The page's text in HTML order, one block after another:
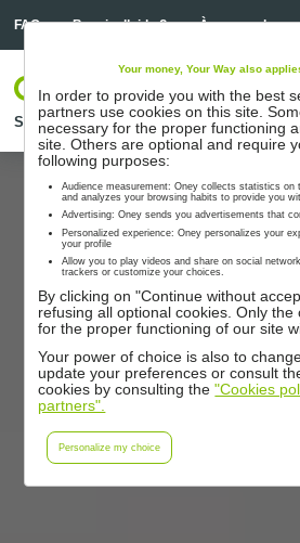
FAQ Besoin d’aide ? À propos de
Solutions Nos partenaires
Your money, Your Way also
In order to provide you with the best
partners use cookies on this site.
necessary for the proper functioning
site. Others are optional and require
following purposes:
Audience measurement: Oney collects statistics on
and analyzes your browsing habits to provide you
Advertising: Oney sends you advertisements that
Personalized experience: Oney personalizes your
your profile
Allow you to play videos and share on social
trackers or customize your choices.
By clicking on "Continue without
refusing all optional cookies. Only the
for the proper functioning of our site
Your power of choice is also to
update your preferences or consult
cookies by consulting the"Cookies
partners".
Personalize my choice